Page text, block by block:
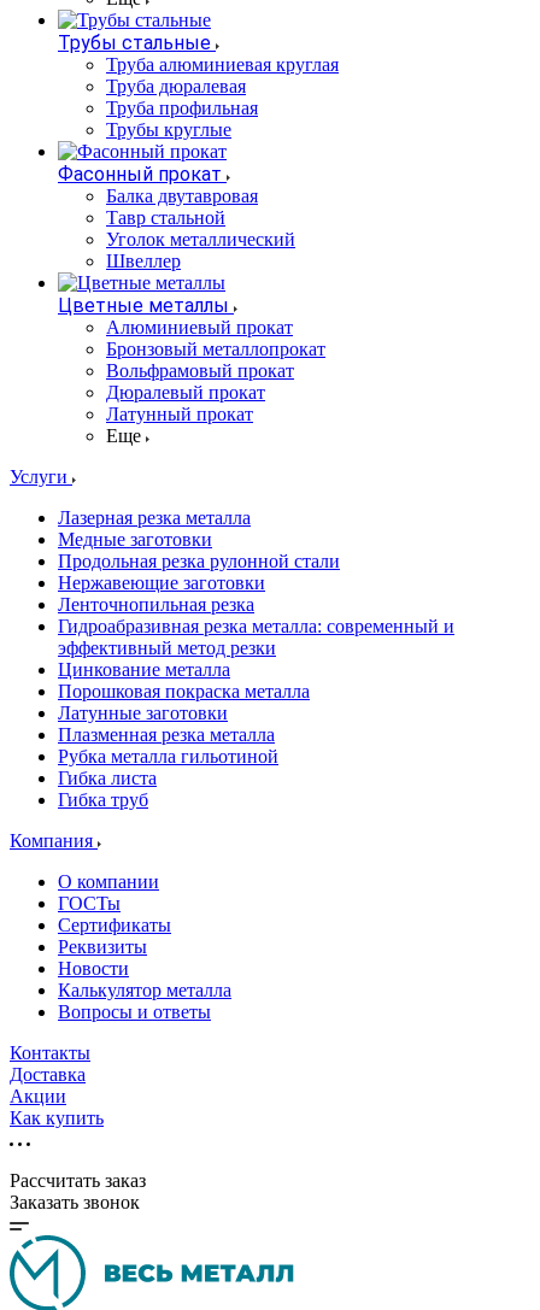
Трубы стальные
Труба алюминиевая круглая
Труба дюралевая
Труба профильная
Трубы круглые
Фасонный прокат
Балка двутавровая
Тавр стальной
Уголок металлический
Швеллер
Цветные металлы
Алюминиевый прокат
Бронзовый металлопрокат
Вольфрамовый прокат
Дюралевый прокат
Латунный прокат
Еще
Услуги
Лазерная резка металла
Медные заготовки
Продольная резка рулонной стали
Нержавеющие заготовки
Ленточнопильная резка
Гидроабразивная резка металла: современный и
эффективный метод резки
Цинкование металла
Порошковая покраска металла
Латунные заготовки
Плазменная резка металла
Рубка металла гильотиной
Гибка листа
Гибка труб
Компания
О компании
ГОСТы
Сертификаты
Реквизиты
Новости
Калькулятор металла
Вопросы и ответы
Контакты
Доставка
Акции
Как купить
Рассчитать заказ
Заказать звонок